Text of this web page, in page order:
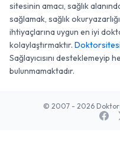
sitesinin amacı, sağlık
sağlamak, sağlık
ihtiyaçlarına uygun en iyi
kolaylaştırmaktır.
Sağlayıcısını
bulunmamaktadır.
© 2007 - 2026